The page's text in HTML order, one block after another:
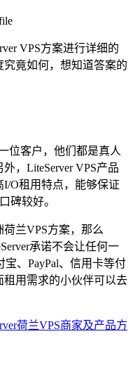
VPS方案进行详细的
竟如何，想知道答案的
位客户，他们都是真人
，LiteServer VPS产品
O租用特点，能够保证
碑较好。
兰VPS方案，那么
承诺不会让任何一
宝、PayPal、信用卡等付
用需求的小伙伴可以去
荷兰VPS商家及产品方